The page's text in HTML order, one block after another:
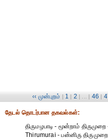
‹‹ முன்புறம் | 1 | 2 | ... | 46 |
தேட‌ல் தொட‌ர்பான தகவ‌ல்க‌ள்:
திருமழபாடி - மூன்றாம்
Thirumurai - பன்னிரு